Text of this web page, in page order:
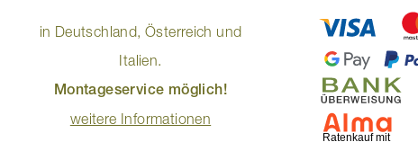
in Deutschland, Österreich und
Italien.
Montageservice möglich!
weitere Informationen